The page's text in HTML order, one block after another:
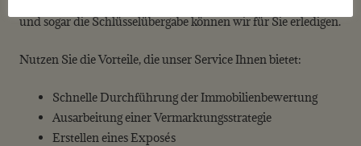
und sogar die Schlüsselübergabe können wir für Sie erledigen.
Nutzen Sie die Vorteile, die unser Service Ihnen bietet:
Schnelle Durchführung der Immobilienbewertung
Ausarbeitung einer Vermarktungsstrategie
Erstellen eines Exposés